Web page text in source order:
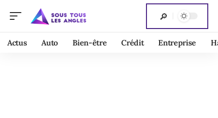
Actus Auto Bien-être Crédit Entreprise